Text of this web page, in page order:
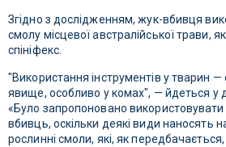
Згідно з дослідженням, жук-вбивця
смолу місцевої австралійської трави,
спініфекс.
"Використання інструментів у тварин —
явище, особливо у комах", — йдеться у
«Було запропоновано використовувати
вбивць, оскільки деякі види наносять
рослинні смоли, які, як